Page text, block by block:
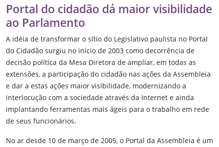
Portal do cidadão dá maior visibilidade
ao Parlamento
A idéia de transformar o sítio do Legislativo paulista no Portal
do Cidadão surgiu no início de 2003 como decorrência de
decisão política da Mesa Diretora de ampliar, em todas as
extensões, a participação do cidadão nas ações da Assembleia
e dar a estas ações maior visibilidade, modernizando a
interlocução com a sociedade através da Internet e ainda
implantando ferramentas mais ágeis para o trabalho em rede
de seus funcionários.
No ar desde 10 de março de 2005, o Portal da Assembleia é um